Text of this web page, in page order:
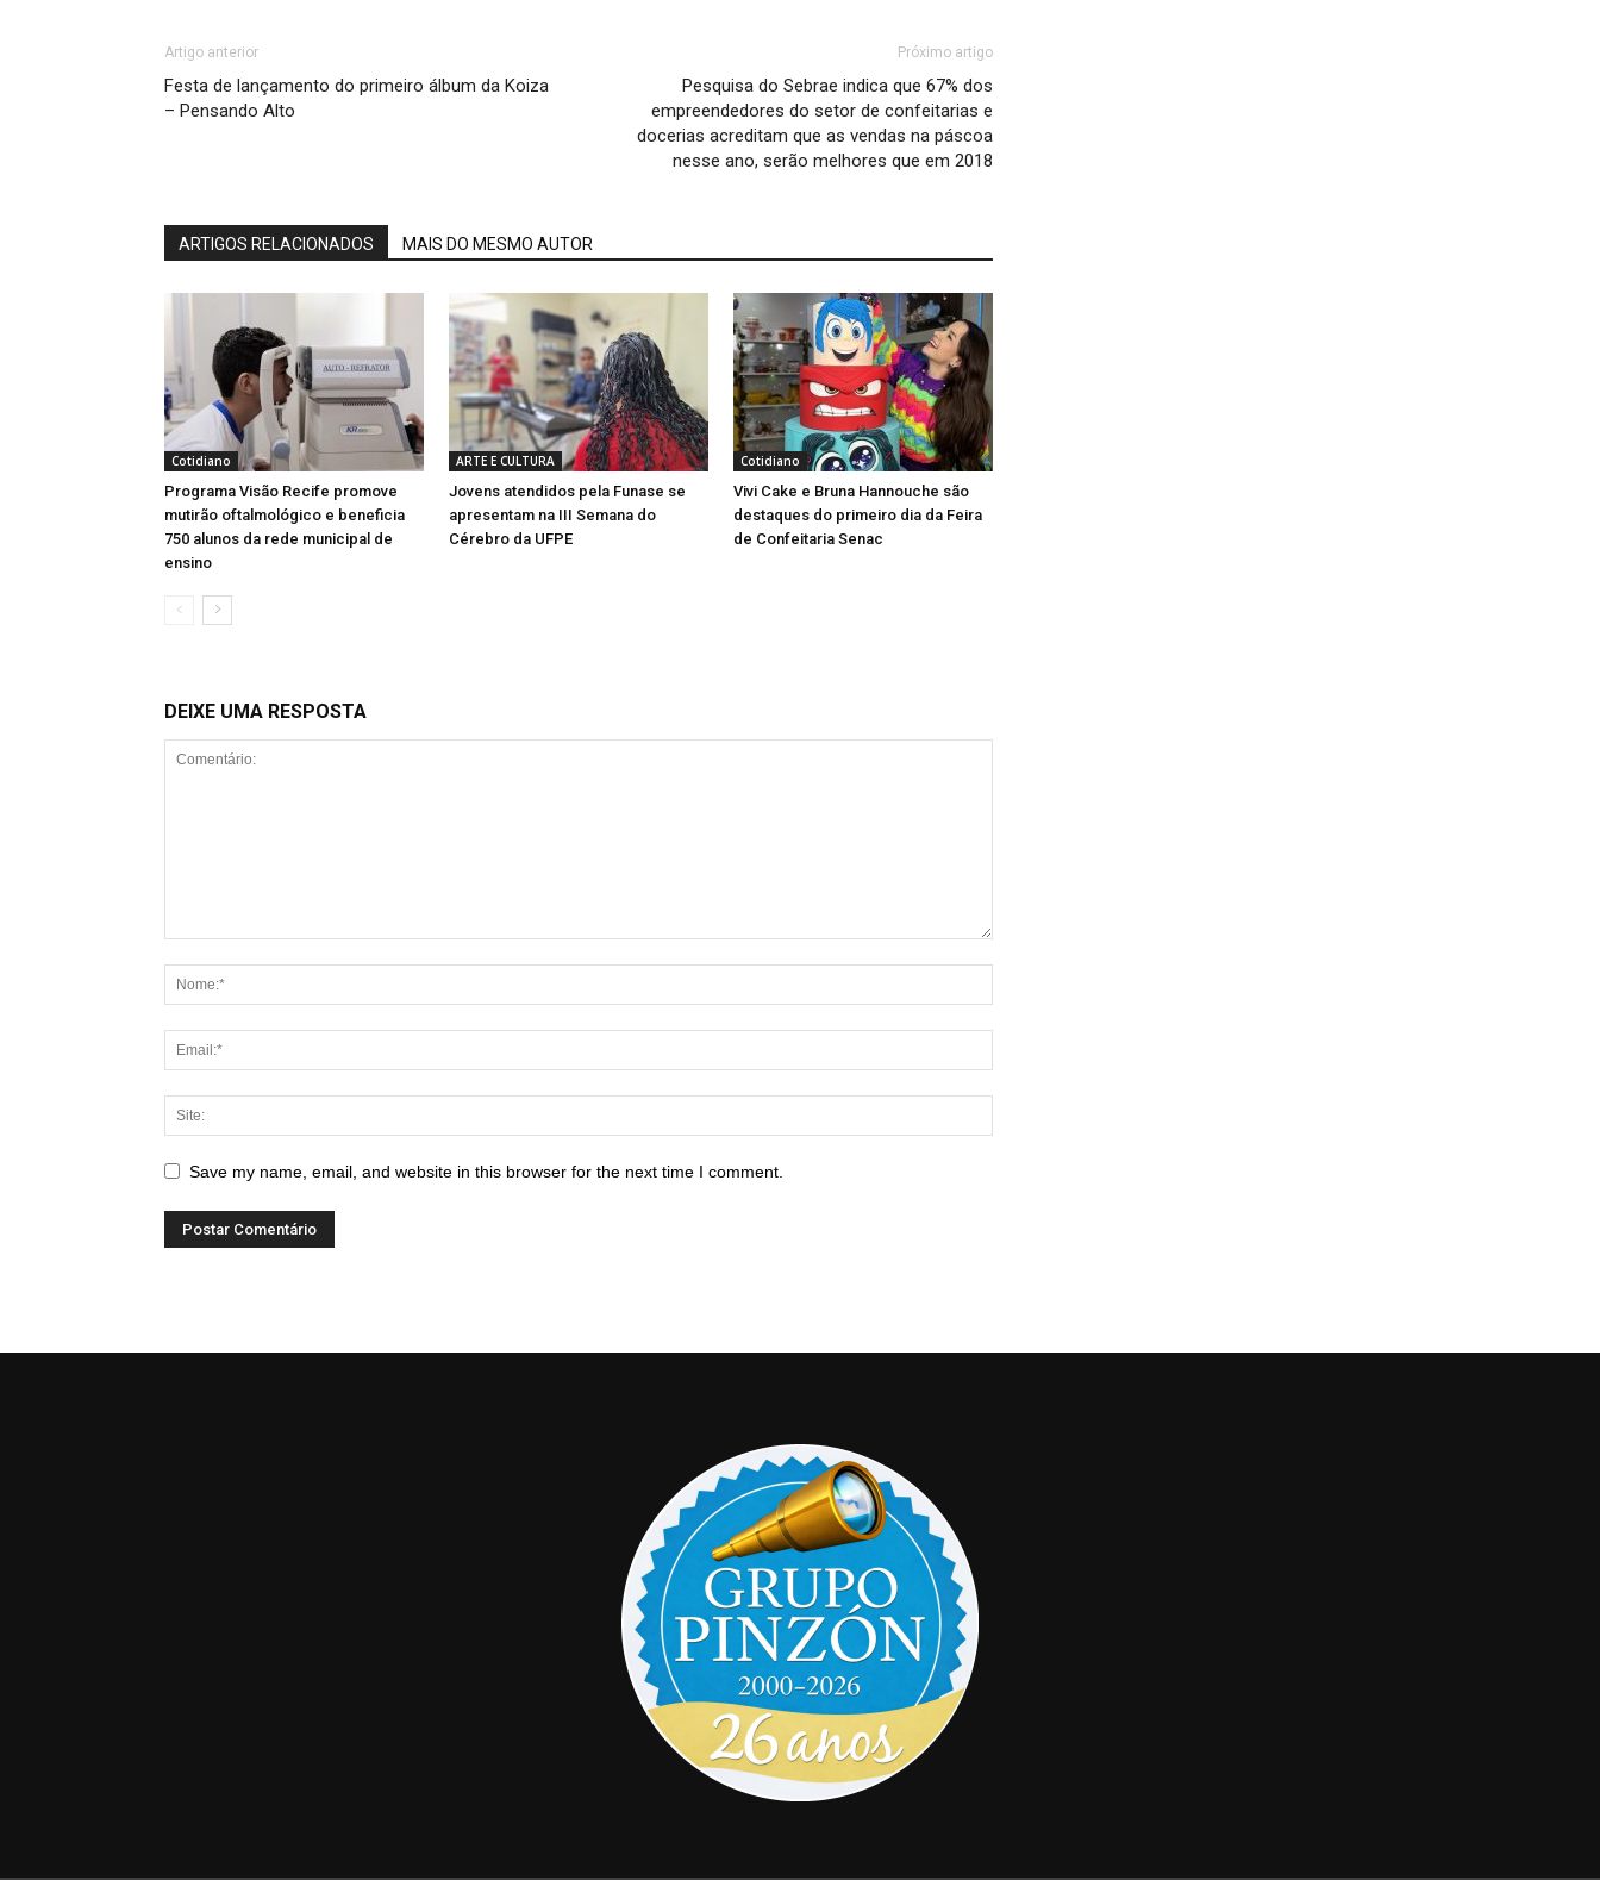
Artigo anterior
Festa de lançamento do primeiro álbum da Koiza
– Pensando Alto
Próximo artigo
Pesquisa do Sebrae indica que 67% dos
empreendedores do setor de confeitarias e
docerias acreditam que as vendas na páscoa
nesse ano, serão melhores que em 2018
ARTIGOS RELACIONADOS MAIS DO MESMO AUTOR
Cotidiano
Programa Visão Recife promove
mutirão oftalmológico e beneficia
750 alunos da rede municipal de
ensino
ARTE E CULTURA
Jovens atendidos pela Funase se
apresentam na III Semana do
Cérebro da UFPE
Cotidiano
Vivi Cake e Bruna Hannouche são
destaques do primeiro dia da Feira
de Confeitaria Senac
DEIXE UMA RESPOSTA
Save my name, email, and website in this browser for the next time I comment.